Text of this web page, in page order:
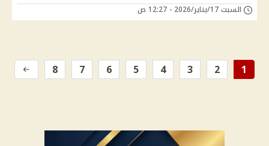
السبت 17/يناير/2026 - 12:27 ص
1
2
3
4
5
6
7
8